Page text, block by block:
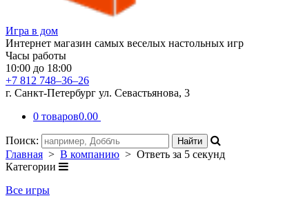
Игра в дом
Интернет магазин самых веселых настольных игр
Часы работы
10:00 до 18:00
+7 812 748–36–26
г. Санкт-Петербург ул. Севастьянова, 3
0 товаров0.00
Поиск:
Главная > В компанию > Ответь за 5 секунд
Категории
Все игры